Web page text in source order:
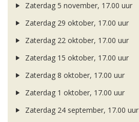
Zaterdag 5 november, 17.00 uur
Zaterdag 29 oktober, 17.00 uur
Zaterdag 22 oktober, 17.00 uur
Zaterdag 15 oktober, 17.00 uur
Zaterdag 8 oktober, 17.00 uur
Zaterdag 1 oktober, 17.00 uur
Zaterdag 24 september, 17.00 uur